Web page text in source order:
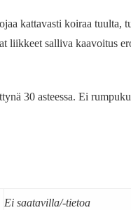
kattavasti koiraa tuulta,
liikkeet salliva kaavoitus
30 asteessa. Ei
Ei saatavilla/-tietoa